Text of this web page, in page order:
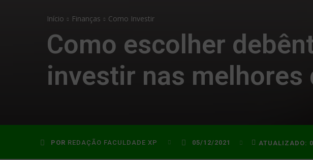
Início Finanças Como Investir
Como escolher
investir nas melhores
POR REDAÇÃO FACULDADE XP 05/12/2021 ATUALIZADO: